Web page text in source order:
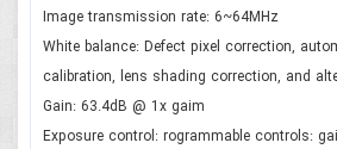
Image transmission rate: 6~64MHz
White balance: Defect pixel correction,
calibration, lens shading correction, and
Gain: 63.4dB @ 1x gaim
Exposure control: rogrammable controls: